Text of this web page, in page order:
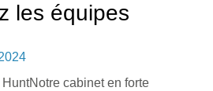
les équipes
HuntNotre cabinet en forte